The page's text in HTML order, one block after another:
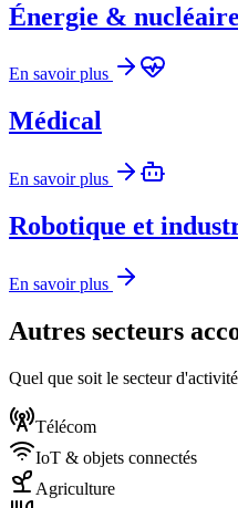
Énergie & nucléaire
En savoir plus
Médical
En savoir plus
Robotique et
En savoir plus
Autres secteurs
Quel que soit le secteur
Télécom
IoT & objets connectés
Agriculture